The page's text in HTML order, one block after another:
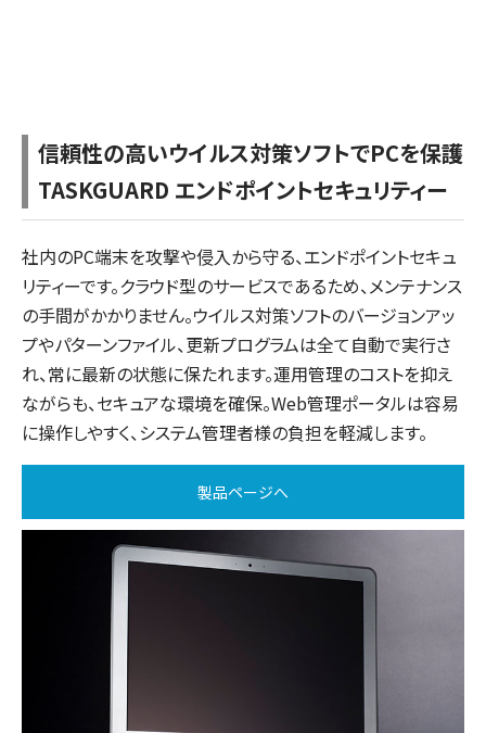
信頼性の高いウイルス対策ソフトでPCを保護
TASKGUARD エンドポイントセキュリティー
社内のPC端末を攻撃や侵入から守る、エンドポイントセキュ
リティーです。クラウド型のサービスであるため、メンテナンス
の手間がかかりません。ウイルス対策ソフトのバージョンアッ
プやパターンファイル、更新プログラムは全て自動で実行さ
れ、常に最新の状態に保たれます。運用管理のコストを抑え
ながらも、セキュアな環境を確保。Web管理ポータルは容易
に操作しやすく、システム管理者様の負担を軽減します。
製品ページへ